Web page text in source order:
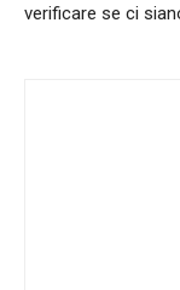
verificare se ci